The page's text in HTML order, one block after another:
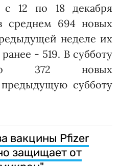
12 по 18 декабря
среднем 694 новых
неделе их
- 519. В субботу
372 новых
субботу
вакцины Pfizer
защищает от